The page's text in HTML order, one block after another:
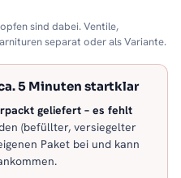
sind dabei. Ventile,
separat oder als Variante.
5 Minuten startklar
geliefert – es fehlt
(befüllter, versiegelter
Paket bei und kann